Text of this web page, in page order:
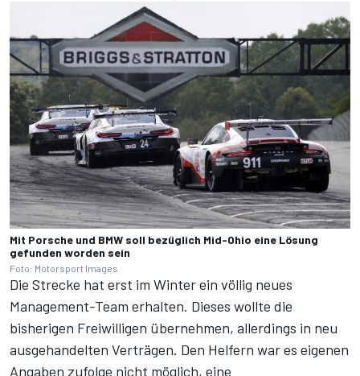
Mit Porsche und BMW soll bezüglich Mid-Ohio eine Lösung
gefunden worden sein
Foto: Motorsport Images
Die Strecke hat erst im Winter ein völlig neues
Management-Team erhalten. Dieses wollte die
bisherigen Freiwilligen übernehmen, allerdings in neu
ausgehandelten Verträgen. Den Helfern war es eigenen
Angaben zufolge nicht möglich, eine